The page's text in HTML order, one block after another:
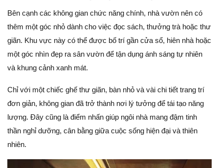
Bên cạnh các không gian chức năng chính, nhà vườn nên có
thêm một góc nhỏ dành cho việc đọc sách, thưởng trà hoặc thư
giãn. Khu vực này có thể được bố trí gần cửa sổ, hiên nhà hoặc
một góc nhìn đẹp ra sân vườn để tận dụng ánh sáng tự nhiên
và khung cảnh xanh mát.
Chỉ với một chiếc ghế thư giãn, bàn nhỏ và vài chi tiết trang trí
đơn giản, không gian đã trở thành nơi lý tưởng để tái tạo năng
lượng. Đây cũng là điểm nhấn giúp ngôi nhà mang đậm tinh
thần nghỉ dưỡng, cân bằng giữa cuộc sống hiện đại và thiên
nhiên.